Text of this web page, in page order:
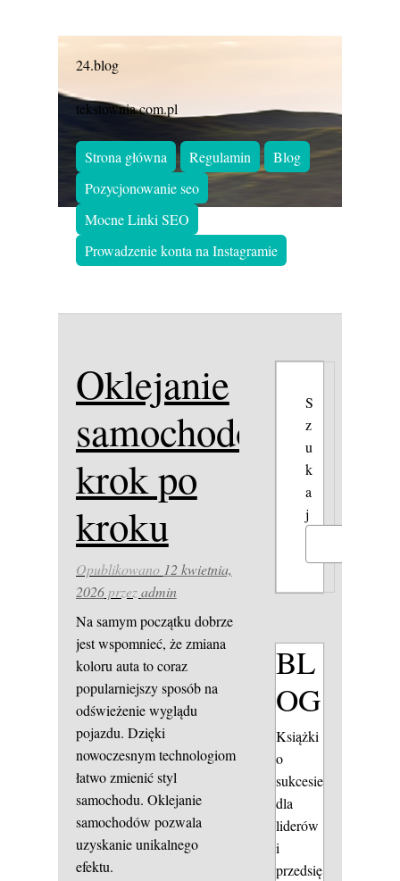
24.blog
tekstownia.com.pl
Strona główna Regulamin
Blog
Pozycjonowanie seo
Mocne Linki SEO
Prowadzenie konta na Instagramie
Oklejanie
samochodów
krok po
kroku
Opublikowano 12 kwietnia,
2026przezadmin
Na samym początku dobrze
jest wspomnieć, że zmiana
koloru auta to coraz
popularniejszy sposób na
odświeżenie wyglądu
pojazdu. Dzięki
nowoczesnym technologiom
łatwo zmienić styl
samochodu. Oklejanie
samochodów pozwala
uzyskanie unikalnego
efektu.
S
z
u
k
a
j
BL
OG
Książki
o
sukcesie
dla
liderów
i
przedsię